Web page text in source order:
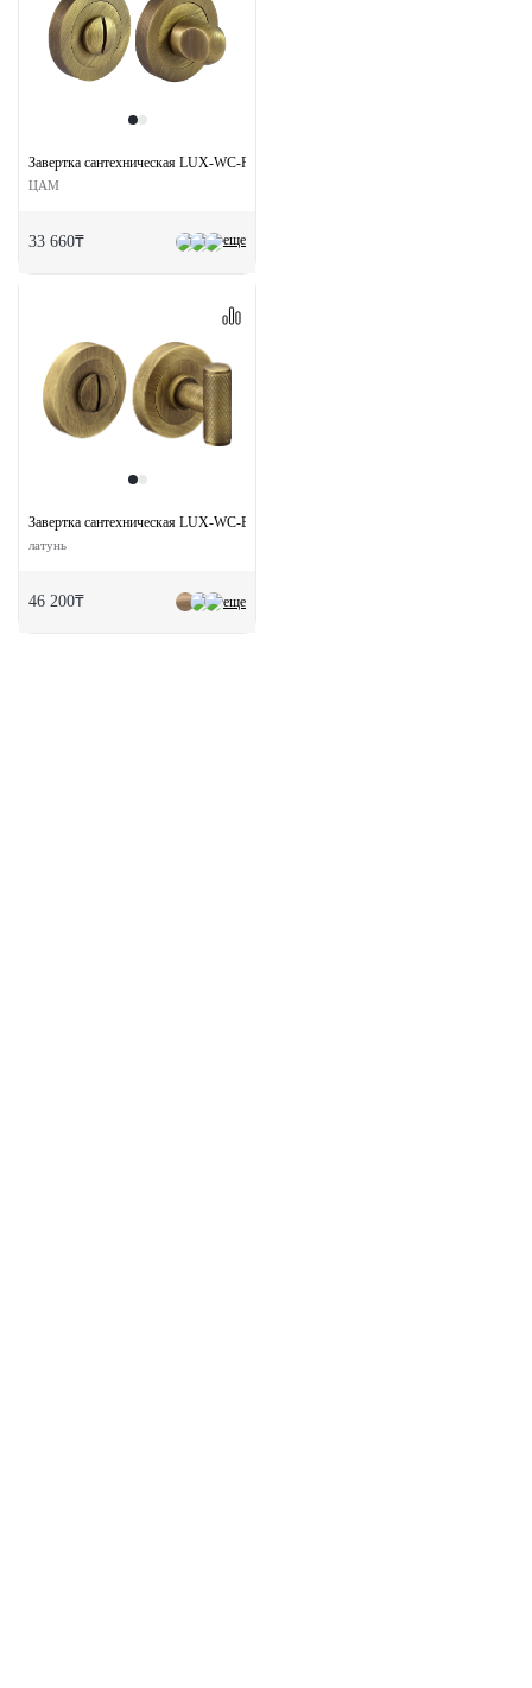
еще
Завертка сантехническая LUX-WC-R2 BGO на круглой розетке цвет матовая
ЦАМ
33 660₸
еще
Завертка сантехническая LUX-WC-BRIDGE-R6 BGO на круглой розетке цвет
латунь
46 200₸